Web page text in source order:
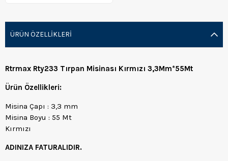
ÜRÜN ÖZELLIKLERI
Rtrmax Rty233 Tırpan Misinası Kırmızı 3,3Mm*55Mt
Ürün Özellikleri:
Misina Çapı : 3,3 mm
Misina Boyu : 55 Mt
Kırmızı
ADINIZA FATURALIDIR.